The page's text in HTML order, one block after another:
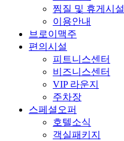
찜질 및 휴게시설
이용안내
브로이맥주
편의시설
피트니스센터
비즈니스센터
VIP 라운지
주차장
스페셜오퍼
호텔소식
객실패키지